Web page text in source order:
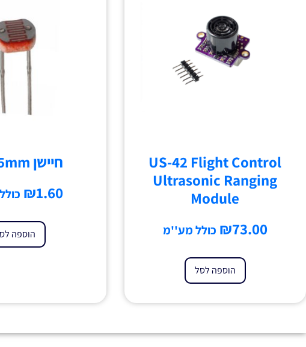
US-42 Flight Control
Ultrasonic Ranging
Module
₪73.00 כולל מע''מ
הוספה לסל
חיישן LDR 5mm
₪1.60
הוספה